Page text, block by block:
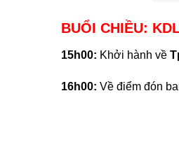
BUỔI CHIỀU:
15h00: Khởi hành về
16h00: Về điểm đón